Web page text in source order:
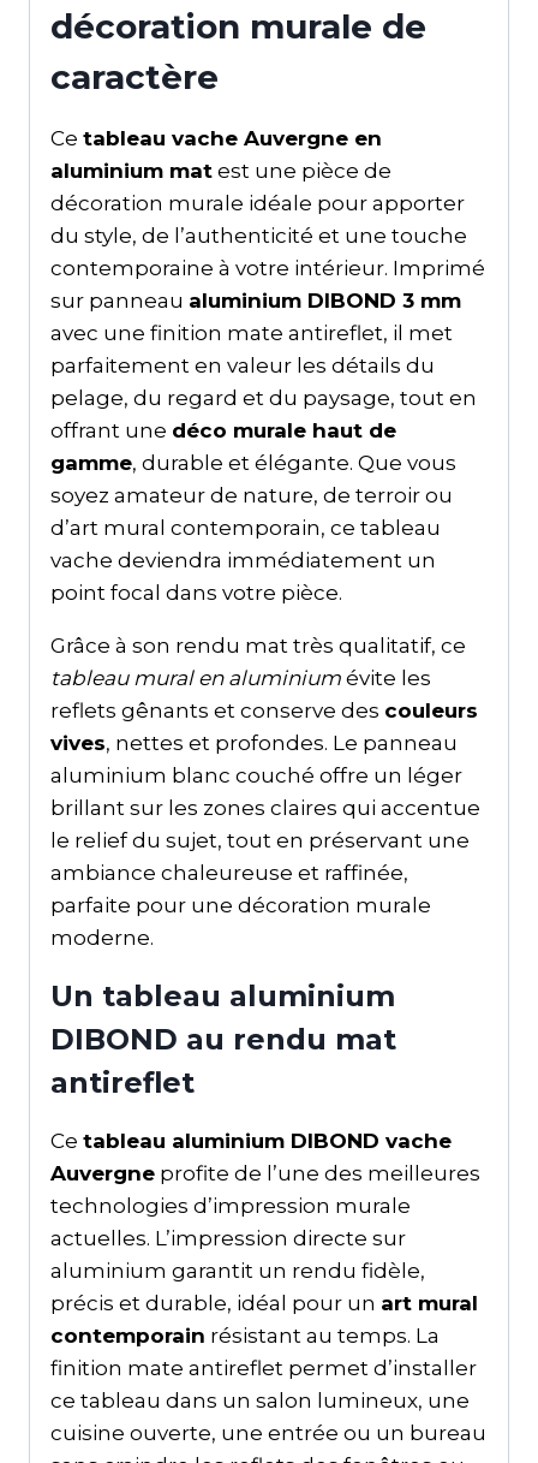
décoration murale de
caractère
Ce tableau vache Auvergne en
aluminium mat est une pièce de
décoration murale idéale pour apporter
du style, de l’authenticité et une touche
contemporaine à votre intérieur. Imprimé
sur panneau aluminium DIBOND 3 mm
avec une finition mate antireflet, il met
parfaitement en valeur les détails du
pelage, du regard et du paysage, tout en
offrant une déco murale haut de
gamme, durable et élégante. Que vous
soyez amateur de nature, de terroir ou
d’art mural contemporain, ce tableau
vache deviendra immédiatement un
point focal dans votre pièce.
Grâce à son rendu mat très qualitatif, ce
tableau mural en aluminium évite les
reflets gênants et conserve des couleurs
vives, nettes et profondes. Le panneau
aluminium blanc couché offre un léger
brillant sur les zones claires qui accentue
le relief du sujet, tout en préservant une
ambiance chaleureuse et raffinée,
parfaite pour une décoration murale
moderne.
Un tableau aluminium
DIBOND au rendu mat
antireflet
Ce tableau aluminium DIBOND vache
Auvergne profite de l’une des meilleures
technologies d’impression murale
actuelles. L’impression directe sur
aluminium garantit un rendu fidèle,
précis et durable, idéal pour un art mural
contemporain résistant au temps. La
finition mate antireflet permet d’installer
ce tableau dans un salon lumineux, une
cuisine ouverte, une entrée ou un bureau